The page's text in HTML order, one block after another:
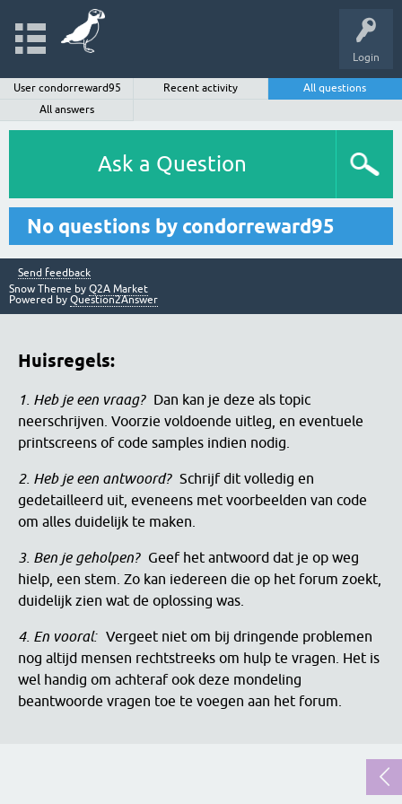
Login
User condorreward95 Recent activity
All questions
All answers
Ask a Question
No questions by condorreward95
Send feedback
Snow Theme by Q2A Market
Powered by Question2Answer
Huisregels:
1. Heb je een vraag?
Dan kan je deze als topic
neerschrijven. Voorzie voldoende uitleg, en eventuele
printscreens of code samples indien nodig.
2. Heb je een antwoord? Schrijf dit volledig en
gedetailleerd uit, eveneens met voorbeelden van code
om alles duidelijk te maken.
3. Ben je geholpen?
Geef het antwoord dat je op weg
hielp, een stem. Zo kan iedereen die op het forum zoekt,
duidelijk zien wat de oplossing was.
4. En vooral: Vergeet niet om bij dringende problemen
nog altijd mensen rechtstreeks om hulp te vragen. Het is
wel handig om achteraf ook deze mondeling
beantwoorde vragen toe te voegen aan het forum.